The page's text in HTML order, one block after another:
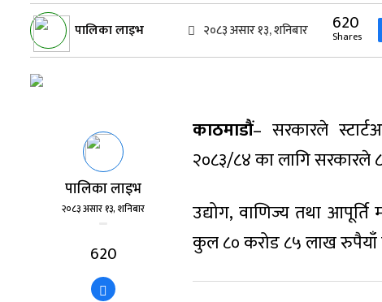
पालिका लाइभ २०८३ असार १३, शनिबार 620
Shares
पालिका लाइभ
२०८३ असार १३, शनिबार
620
काठमाडौं– सरकारले
२०८३/८४ का लागि सरकारले
उद्योग, वाणिज्य तथा आपूर्ति
कुल ८० करोड ८५ लाख रुपैयाँ